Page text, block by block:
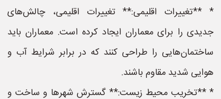
* **تغییرات اقلیمی:** تغییرات اقلیمی، چالش‌های
جدیدی را برای معماران ایجاد کرده است. معماران باید
ساختمان‌هایی را طراحی کنند که در برابر شرایط آب و
هوایی شدید مقاوم باشند.
* **تخریب محیط زیست:** گسترش شهرها و ساخت و